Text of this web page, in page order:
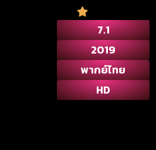
7.1
2019
พากย์ไทย
HD